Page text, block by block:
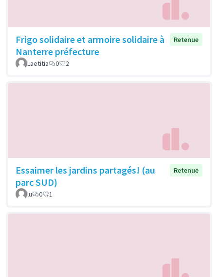
Frigo solidaire et armoire solidaire à
Nanterre préfecture
Retenue
Laetitia 0 2
Essaimer les jardins partagés! (au
parc SUD)
Retenue
lu 0 1